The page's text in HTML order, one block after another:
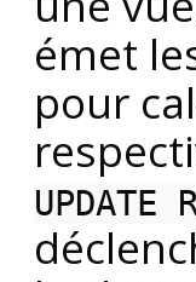
émet
pour
UPDATE